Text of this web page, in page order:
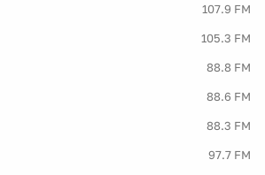
107.9 FM
105.3 FM
88.8 FM
88.6 FM
88.3 FM
97.7 FM